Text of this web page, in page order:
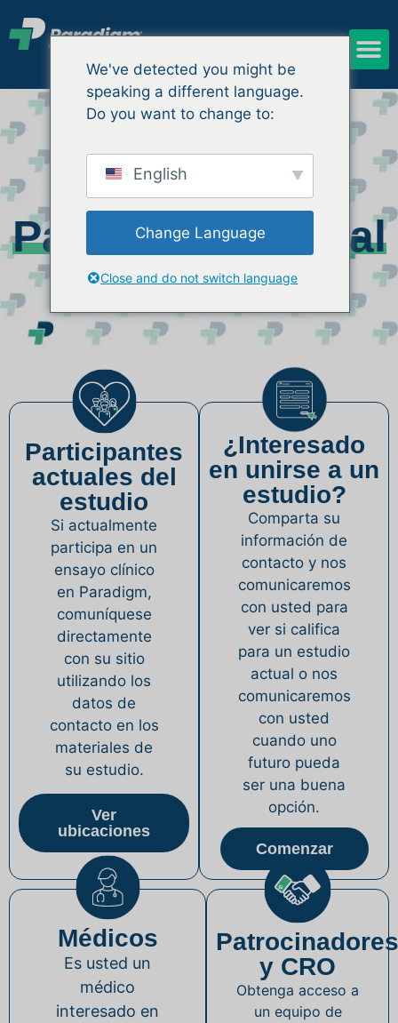
Póngase en
contacto con
Paradigm Clinical
Research
Participantes
actuales del
estudio
Si actualmente
participa en un
ensayo clínico
en Paradigm,
comuníquese
directamente
con su sitio
utilizando los
datos de
contacto en los
materiales de
su estudio.
Ver
ubicaciones
¿Interesado
en unirse a un
estudio?
Comparta su
información de
contacto y nos
comunicaremos
con usted para
ver si califica
para un estudio
actual o nos
comunicaremos
con usted
cuando uno
futuro pueda
ser una buena
opción.
Comenzar
Médicos
Es usted un
médico
interesado en
y CRO
Obtenga acceso a
un equipo de
We've detected you might be
speaking a different language.
Do you want to change to:
English
Change Language
Close and do not switch language